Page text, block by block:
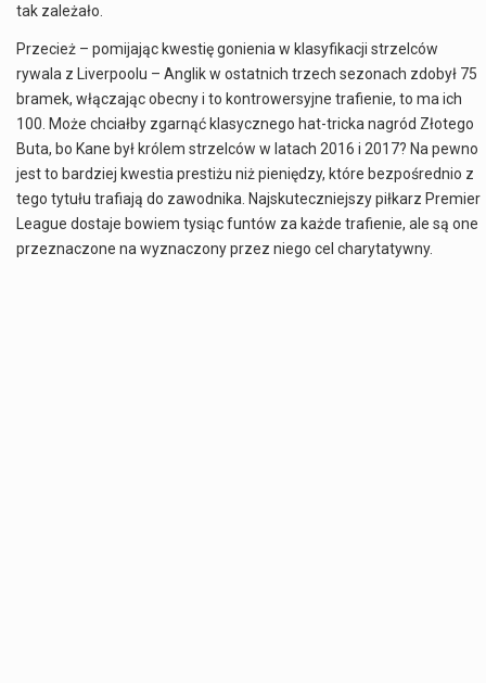
tak zależało.
Przecież – pomijając kwestię gonienia w klasyfikacji strzelców
rywala z Liverpoolu – Anglik w ostatnich trzech sezonach zdobył 75
bramek, włączając obecny i to kontrowersyjne trafienie, to ma ich
100. Może chciałby zgarnąć klasycznego hat-tricka nagród Złotego
Buta, bo Kane był królem strzelców w latach 2016 i 2017? Na pewno
jest to bardziej kwestia prestiżu niż pieniędzy, które bezpośrednio z
tego tytułu trafiają do zawodnika. Najskuteczniejszy piłkarz Premier
League dostaje bowiem tysiąc funtów za każde trafienie, ale są one
przeznaczone na wyznaczony przez niego cel charytatywny.